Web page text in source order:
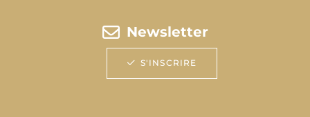
Newsletter
S'INSCRIRE